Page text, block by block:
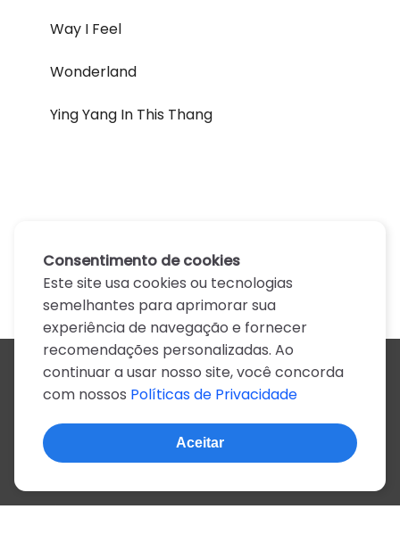
Way I Feel
Wonderland
Ying Yang In This Thang
Todos os artistas
A
B C D E F G H I J
N
O P Q R S T U V W X
Z
0-9
© 2022, mais de 2 milhões de cifras e letras
Consentimento de cookies
Este site usa cookies ou tecnologias
semelhantes para aprimorar sua
experiência de navegação e fornecer
recomendações personalizadas. Ao
continuar a usar nosso site, você concorda
com nossos Políticas de Privacidade
Aceitar